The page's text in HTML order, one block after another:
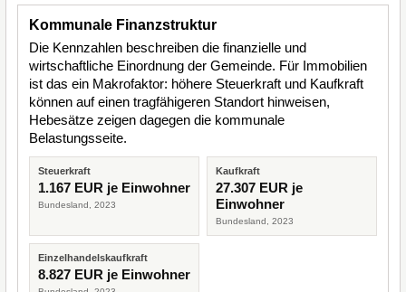
Kommunale Finanzstruktur
Die Kennzahlen beschreiben die finanzielle und
wirtschaftliche Einordnung der Gemeinde. Für Immobilien
ist das ein Makrofaktor: höhere Steuerkraft und Kaufkraft
können auf einen tragfähigeren Standort hinweisen,
Hebesätze zeigen dagegen die kommunale
Belastungsseite.
Steuerkraft
1.167 EUR je Einwohner
Bundesland, 2023
Kaufkraft
27.307 EUR je
Einwohner
Bundesland, 2023
Einzelhandelskaufkraft
8.827 EUR je Einwohner